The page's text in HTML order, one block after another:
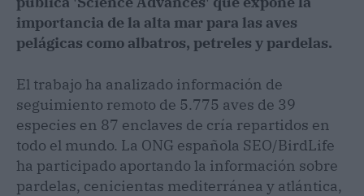
importancia de la alta mar para las aves
pelágicas como albatros, petreles y pardelas.
El trabajo ha analizado información de
seguimiento remoto de 5.775 aves de 39
especies en 87 enclaves de cría repartidos en
todo el mundo. La ONG española SEO/BirdLife
ha participado aportando la información sobre
pardelas, cenicientas mediterránea y atlántica,